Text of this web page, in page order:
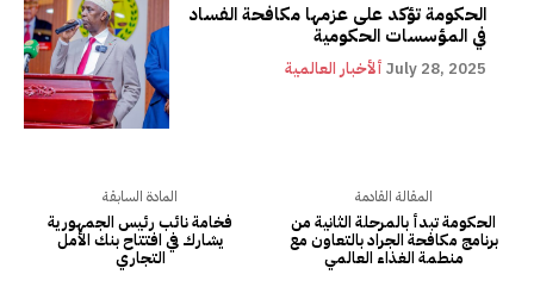
الحكومة تؤكد على عزمها مكافحة الفساد
في المؤسسات الحكومية
ألأخبار العالمية July 28, 2025
المادة السابقة
فخامة نائب رئيس الجمهورية
يشارك في افتتاح بنك الأمل
التجاري
المقالة القادمة
الحكومة تبدأ بالمرحلة الثانية من
برنامج مكافحة الجراد بالتعاون مع
منطمة الغذاء العالمي